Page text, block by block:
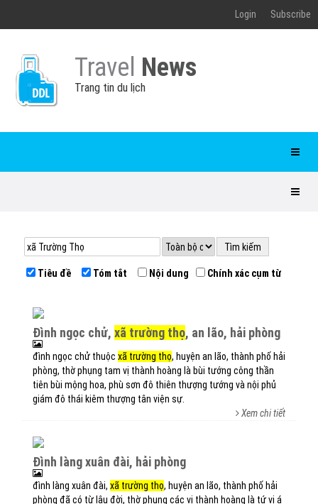
Login Subscribe
Travel News
Trang tin du lịch
Tiêu đề Tóm tắt Nội dung Chính xác cụm từ
đình ngọc chử, xã trường thọ, an lão, hải phòng
đình ngọc chử thuộc xã trường thọ, huyện an lão, thành phố hải
phòng, thờ phụng tam vị thành hoàng là bùi tướng công thần
tiên bùi mộng hoa, phù sơn đô thiên thượng tướng và nội phủ
giám đô thái kiêm thượng tân viện sự.
Xem chi tiết
đình làng xuân đài, hải phòng
đình làng xuân đài, xã trường thọ, huyện an lão, thành phố hải
phòng đã có từ lâu đời, thờ phụng các vị thành hoàng là tứ vị á